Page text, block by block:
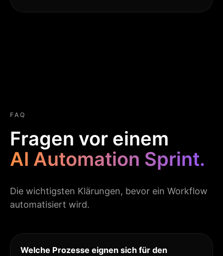
FAQ
Fragen vor einem
AI Automation Sprint.
Die wichtigsten Klärungen, bevor ein Workflow
automatisiert wird.
Welche Prozesse eignen sich für den